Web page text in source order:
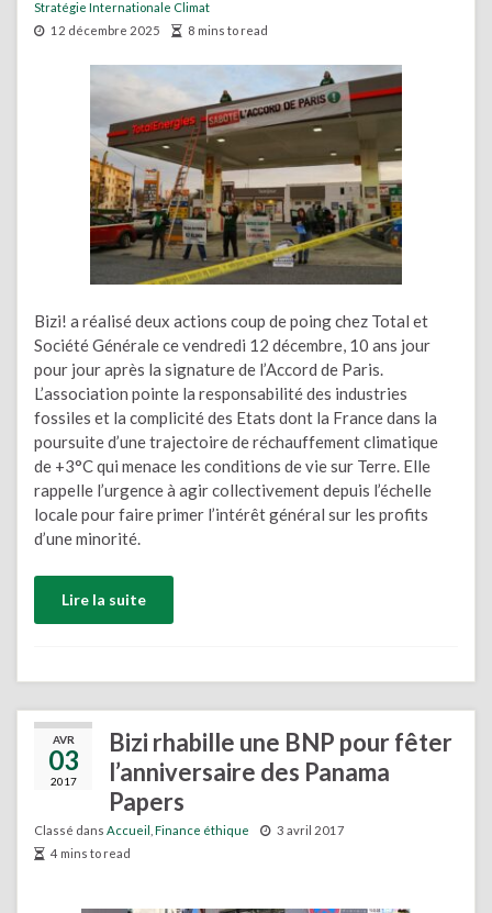
Stratégie Internationale Climat
12 décembre 2025
8 mins to read
Bizi! a réalisé deux actions coup de poing chez Total et
Société Générale ce vendredi 12 décembre, 10 ans jour
pour jour après la signature de l’Accord de Paris.
L’association pointe la responsabilité des industries
fossiles et la complicité des Etats dont la France dans la
poursuite d’une trajectoire de réchauffement climatique
de +3°C qui menace les conditions de vie sur Terre. Elle
rappelle l’urgence à agir collectivement depuis l’échelle
locale pour faire primer l’intérêt général sur les profits
d’une minorité.
Lire la suite
AVR
03
2017
Bizi rhabille une BNP pour fêter
l’anniversaire des Panama
Papers
Classé dans Accueil Finance éthique
3 avril 2017
4 mins to read